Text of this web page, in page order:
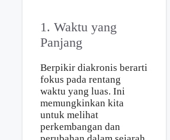
1. Waktu yang
Panjang
Berpikir diakronis berarti
fokus pada rentang
waktu yang luas. Ini
memungkinkan kita
untuk melihat
perkembangan dan